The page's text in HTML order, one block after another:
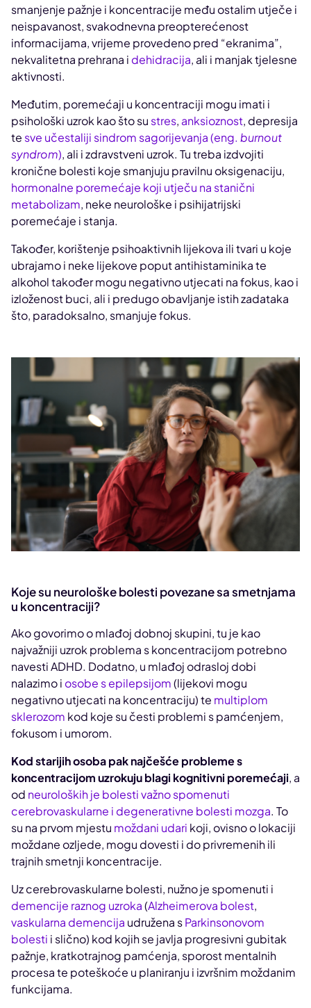
smanjenje pažnje i koncentracije među ostalim utječe i
neispavanost, svakodnevna preopterećenost
informacijama, vrijeme provedeno pred “ekranima”,
nekvalitetna prehrana i dehidracija, ali i manjak tjelesne
aktivnosti.
Međutim, poremećaji u koncentraciji mogu imati i
psihološki uzrok kao što su stres, anksioznost, depresija
te sve učestaliji sindrom sagorijevanja (eng. burnout
syndrom), ali i zdravstveni uzrok. Tu treba izdvojiti
kronične bolesti koje smanjuju pravilnu oksigenaciju,
hormonalne poremećaje koji utječu na stanični
metabolizam, neke neurološke i psihijatrijski
poremećaje i stanja.
Također, korištenje psihoaktivnih lijekova ili tvari u koje
ubrajamo i neke lijekove poput antihistaminika te
alkohol također mogu negativno utjecati na fokus, kao i
izloženost buci, ali i predugo obavljanje istih zadataka
što, paradoksalno, smanjuje fokus.
Koje su neurološke bolesti povezane sa smetnjama
u koncentraciji?
Ako govorimo o mlađoj dobnoj skupini, tu je kao
najvažniji uzrok problema s koncentracijom potrebno
navesti ADHD. Dodatno, u mlađoj odrasloj dobi
nalazimo i osobe s epilepsijom(lijekovi mogu
negativno utjecati na koncentraciju) te multiplom
sklerozom kod koje su česti problemi s pamćenjem,
fokusom i umorom.
Kod starijih osoba pak najčešće probleme s
koncentracijom uzrokuju blagi kognitivni poremećaji, a
od neuroloških je bolesti važno spomenuti
cerebrovaskularne i degenerativne bolesti mozga. To
su na prvom mjestu moždani udari koji, ovisno o lokaciji
moždane ozljede, mogu dovesti i do privremenih ili
trajnih smetnji koncentracije.
Uz cerebrovaskularne bolesti, nužno je spomenuti i
demencije raznog uzroka(Alzheimerova bolest,
vaskularna demencija udružena sParkinsonovom
bolesti i slično) kod kojih se javlja progresivni gubitak
pažnje, kratkotrajnog pamćenja, sporost mentalnih
procesa te poteškoće u planiranju i izvršnim moždanim
funkcijama.